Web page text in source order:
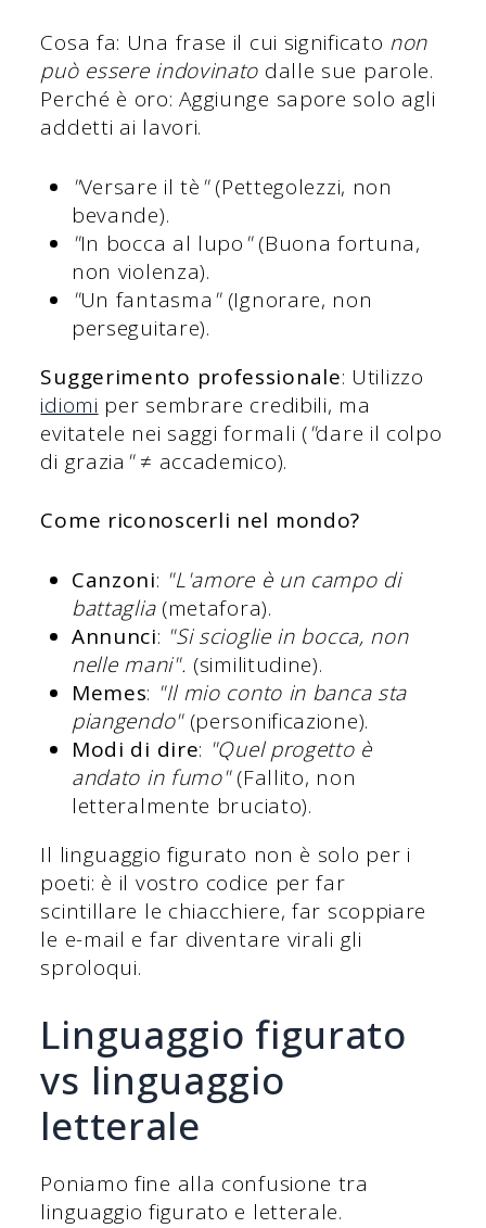
Cosa fa: Una frase il cui significato non
può essere indovinato dalle sue parole.
Perché è oro: Aggiunge sapore solo agli
addetti ai lavori.
"Versare il tè"(Pettegolezzi, non
bevande).
"In bocca al lupo"(Buona fortuna,
non violenza).
"Un fantasma"(Ignorare, non
perseguitare).
Suggerimento professionale: Utilizzo
idiomi per sembrare credibili, ma
evitatele nei saggi formali ("dare il colpo
di grazia "≠ accademico).
Come riconoscerli nel mondo?
Canzoni: "L'amore è un campo di
battaglia(metafora).
Annunci: "Si scioglie in bocca, non
nelle mani". (similitudine).
Memes: "Il mio conto in banca sta
piangendo"(personificazione).
Modi di dire: "Quel progetto è
andato in fumo"(Fallito, non
letteralmente bruciato).
Il linguaggio figurato non è solo per i
poeti: è il vostro codice per far
scintillare le chiacchiere, far scoppiare
le e-mail e far diventare virali gli
sproloqui.
Linguaggio figurato
vs linguaggio
letterale
Poniamo fine alla confusione tra
linguaggio figurato e letterale.